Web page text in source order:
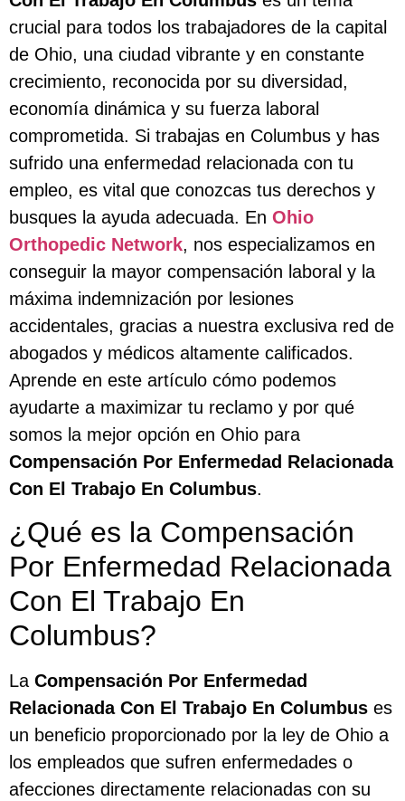
crucial para todos los trabajadores de la capital
de Ohio, una ciudad vibrante y en constante
crecimiento, reconocida por su diversidad,
economía dinámica y su fuerza laboral
comprometida. Si trabajas en Columbus y has
sufrido una enfermedad relacionada con tu
empleo, es vital que conozcas tus derechos y
busques la ayuda adecuada. En Ohio
Orthopedic Network, nos especializamos en
conseguir la mayor compensación laboral y la
máxima indemnización por lesiones
accidentales, gracias a nuestra exclusiva red de
abogados y médicos altamente calificados.
Aprende en este artículo cómo podemos
ayudarte a maximizar tu reclamo y por qué
somos la mejor opción en Ohio para
Compensación Por Enfermedad Relacionada
Con El Trabajo En Columbus.
¿Qué es la Compensación
Por Enfermedad Relacionada
Con El Trabajo En
Columbus?
La Compensación Por Enfermedad
Relacionada Con El Trabajo En Columbus es
un beneficio proporcionado por la ley de Ohio a
los empleados que sufren enfermedades o
afecciones directamente relacionadas con su